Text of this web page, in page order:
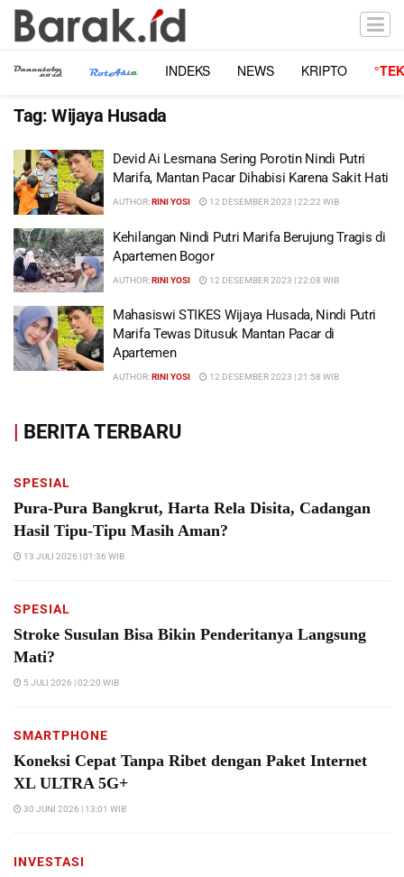
INDEKS NEWS KRIPTO
Tag: Wijaya Husada
Devid Ai Lesmana Sering Porotin Nindi Putri
Marifa, Mantan Pacar Dihabisi Karena Sakit Hati
AUTHOR:RINI YOSI 12 DESEMBER 2023 | 22:22 WIB
Kehilangan Nindi Putri Marifa Berujung Tragis di
Apartemen Bogor
AUTHOR:RINI YOSI 12 DESEMBER 2023 | 22:08 WIB
Mahasiswi STIKES Wijaya Husada, Nindi Putri
Marifa Tewas Ditusuk Mantan Pacar di
Apartemen
AUTHOR:RINI YOSI 12 DESEMBER 2023 | 21:58 WIB
| BERITA TERBARU
SPESIAL
Pura-Pura Bangkrut, Harta Rela Disita, Cadangan
Hasil Tipu-Tipu Masih Aman?
13 JULI 2026 | 01:36 WIB
SPESIAL
Stroke Susulan Bisa Bikin Penderitanya Langsung
Mati?
5 JULI 2026 | 02:20 WIB
SMARTPHONE
Koneksi Cepat Tanpa Ribet dengan Paket Internet
XL ULTRA 5G+
30 JUNI 2026 | 13:01 WIB
INVESTASI